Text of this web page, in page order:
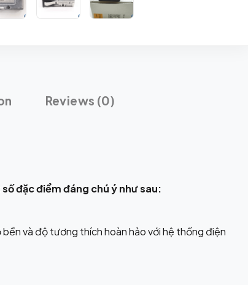
Reviews (0)
đặc điểm đáng chú ý như sau:
và độ tương thích hoàn hảo với hệ thống điện